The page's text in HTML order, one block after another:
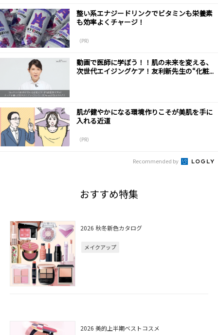
整い系エナジードリンクでビタミンも栄養素
も効率よくチャージ！
（PR）
動画で医師に学ぼう！！肌の未来を変える、
次世代エイジングケア！友利新先生の“化粧...
肌が健やかになる環境作りこそが美肌を手に
入れる近道
（PR）
Recommended by
おすすめ特集
2026 秋冬新色カタログ
メイクアップ
2026 美的上半期ベストコスメ